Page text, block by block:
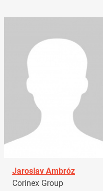
Jaroslav Ambróz
Corinex Group